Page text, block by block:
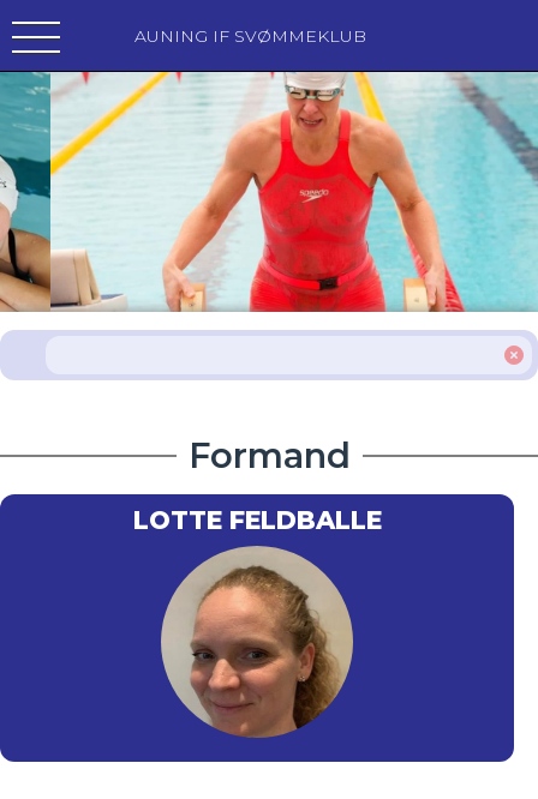
AUNING IF SVØMMEKLUB
Formand
LOTTE FELDBALLE